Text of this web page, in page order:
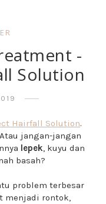
-
Solution
Hairfall Solution.
jangan-jangan
lepek, kuyu dan
basah?
problem terbesar
menjadi rontok,